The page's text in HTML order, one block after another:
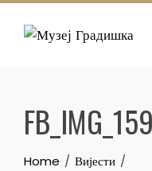
Skip
Home
Вијести